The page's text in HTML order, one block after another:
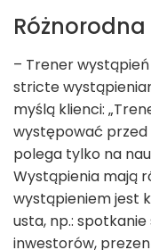
– Trener
stricte
myślą klienci:
występować przed
polega tylko na
Wystąpienia mają
wystąpieniem jest
usta, np.:
inwestorów,